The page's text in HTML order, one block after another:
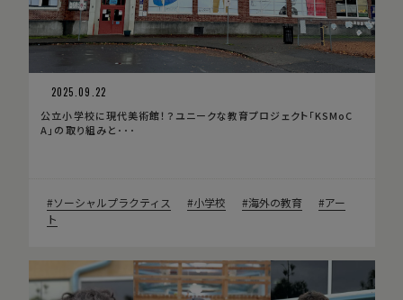
2025.09.22
公立小学校に現代美術館！？ユニークな教育プロジェクト「KSMoC
A」の取り組みと･･･
ソーシャルプラクティス 小学校 海外の教育
アー
ト